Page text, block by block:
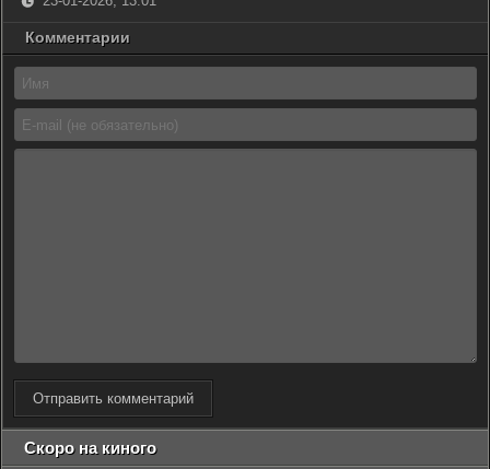
Комментарии
Отправить комментарий
Скоро на киного